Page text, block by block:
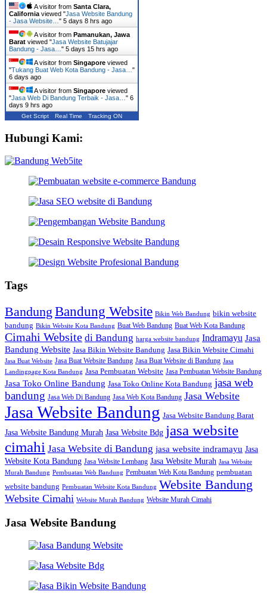
A visitor from Santa Clara,
California viewed "Jasa Website Bandung
- Jasa Website… " 5 days 8 hrs ago
A visitor from Pamanukan, Jawa
Barat viewed "Jasa Website Batujajar
Bandung - Jasa… " 5 days 15 hrs ago
A visitor from Singapore viewed
"Tukang Buat Web Kota Bandung - Jasa… "
6 days ago
A visitor from Singapore viewed
"Jasa Web Di Bandung Terbaik - Jasa… " 6
days 9 hrs ago
Get Script Real Time Tracking ON
Hubungi Kami:
Tags
Bandung Bandung Website Bikin Web Bandung bikin website
bandung Bikin Website Kota Bandung Buat Web Bandung Buat Web Kota Bandung
Cimahi Website di Bandung harga website bandung Indramayu Jasa
Bandung Website Jasa Bikin Website Bandung Jasa Bikin Website Cimahi
Jasa Buat Website Jasa Buat Website Bandung Jasa Buat Website di Bandung Jasa
Landingpage Kota Bandung Jasa Pembuatan Website Jasa Pembuatan Website Bandung
Jasa Toko Online Bandung Jasa Toko Online Kota Bandung jasa web
bandung Jasa Web Di Bandung Jasa Web Kota Bandung Jasa Website
Jasa Website Bandung Jasa Website Bandung Barat
Jasa Website Bandung Murah Jasa Website Bdg jasa website
cimahi Jasa Website di Bandung jasa website indramayu Jasa
Website Kota Bandung Jasa Website Lembang Jasa Website Murah Jasa Website
Murah Bandung Pembuatan Web Bandung Pembuatan Web Kota Bandung pembuatan
website bandung Pembuatan Website Kota Bandung Website Bandung
Website Cimahi Website Murah Bandung Website Murah Cimahi
Jasa Website Bandung